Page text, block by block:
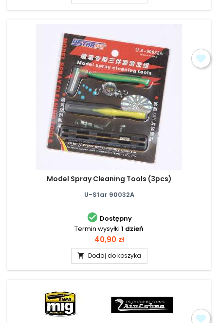
Model Spray Cleaning Tools (3pcs)
U-Star 90032A
 Dostępny
Termin wysyłki 1 dzień
Cena
40,90 zł
 Dodaj do koszyka